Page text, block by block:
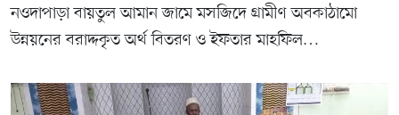
নওদাপাড়া বায়তুল আমান জামে মসজিদে গ্রামীণ অবকাঠামো
উন্নয়নের বরাদ্দকৃত অর্থ বিতরণ ও ইফতার মাহফিল…